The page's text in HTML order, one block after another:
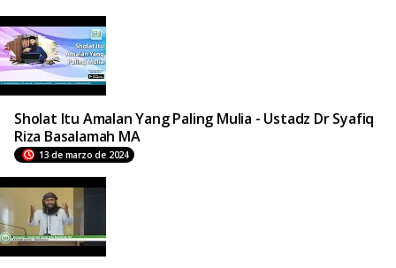
Sholat Itu Amalan Yang Paling Mulia - Ustadz Dr Syafiq
Riza Basalamah MA
13 de marzo de 2024